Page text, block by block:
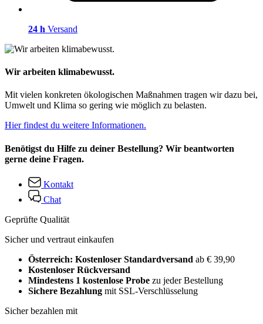
24 h Versand
Wir arbeiten klimabewusst.
Mit vielen konkreten ökologischen Maßnahmen tragen wir dazu bei,
Umwelt und Klima so gering wie möglich zu belasten.
Hier findest du weitere Informationen.
Benötigst du Hilfe zu deiner Bestellung? Wir beantworten
gerne deine Fragen.
Kontakt
Chat
Geprüfte Qualität
Sicher und vertraut einkaufen
Österreich: Kostenloser Standardversand ab € 39,90
Kostenloser Rückversand
Mindestens 1 kostenlose Probe zu jeder Bestellung
Sichere Bezahlung mit SSL-Verschlüsselung
Sicher bezahlen mit